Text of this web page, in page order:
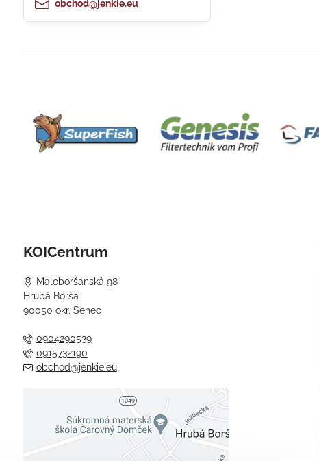
obchod@jenkie.eu
KOICentrum
Maloboršanská 98
Hrubá Borša
90050 okr. Senec
0904290539
0915732190
obchod@jenkie.eu
Externý obsah je blokovaný
Voľbami súkromia